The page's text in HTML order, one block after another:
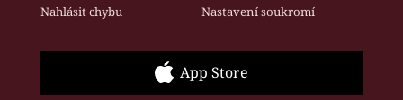
Nahlásit chybu Nastavení soukromí
App Store